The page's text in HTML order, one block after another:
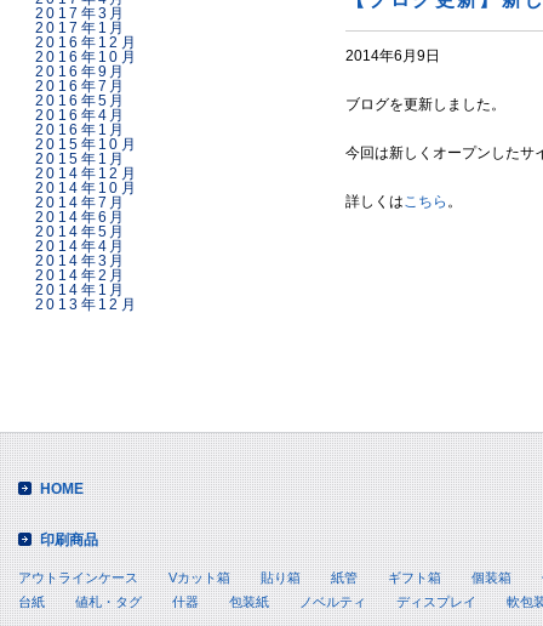
2017年3月
2017年1月
2016年12月
2016年10月
2016年9月
2016年7月
2016年5月
2016年4月
2016年1月
2015年10月
2015年1月
2014年12月
2014年10月
2014年7月
2014年6月
2014年5月
2014年4月
2014年3月
2014年2月
2014年1月
2013年12月
2014年6月9日
ブログを更新しました。
今回は新しくオープンしたサ
詳しくはこちら 。
HOME
印刷商品
アウトラインケース Vカット箱 貼り箱 紙管 ギフト箱 個装箱
台紙
値札・タグ 什器 包装紙 ノベルティ ディスプレイ 軟包